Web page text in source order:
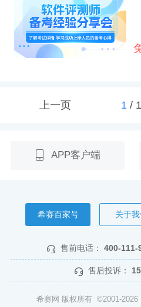
上一页 1/ 1
APP客户端
希赛百家号 关于
售前电话： 400-111-
售后投诉：
希赛网 版权所有 ©2001-